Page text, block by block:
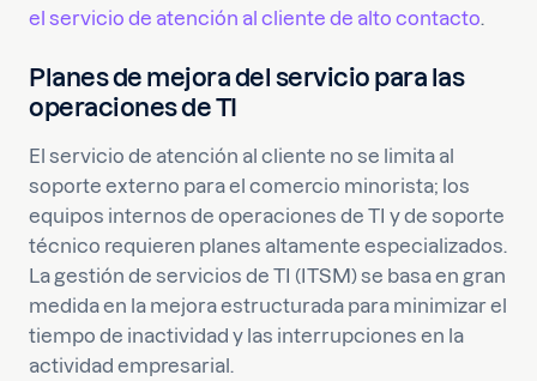
el servicio de atención al cliente de alto contacto.
Planes de mejora del servicio para las
operaciones de TI
El servicio de atención al cliente no se limita al
soporte externo para el comercio minorista; los
equipos internos de operaciones de TI y de soporte
técnico requieren planes altamente especializados.
La gestión de servicios de TI (ITSM) se basa en gran
medida en la mejora estructurada para minimizar el
tiempo de inactividad y las interrupciones en la
actividad empresarial.